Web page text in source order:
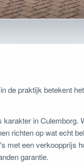
de praktijk betekent
in Culemborg.
richten op wat echt
met een verkoopprijs
garantie.